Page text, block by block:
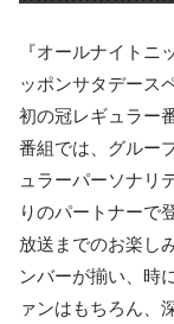
『オールナイト
ッポンサタデース
初の冠レギュラー番
番組では、グルー
ュラーパーソナリ
りのパートナーで
放送までのお楽し
ンバーが揃い、時
ァンはもちろん、